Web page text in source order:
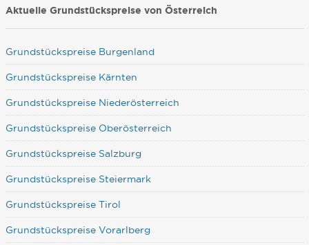
Aktuelle Grundstückspreise von Österreich
Grundstückspreise Burgenland
Grundstückspreise Kärnten
Grundstückspreise Niederösterreich
Grundstückspreise Oberösterreich
Grundstückspreise Salzburg
Grundstückspreise Steiermark
Grundstückspreise Tirol
Grundstückspreise Vorarlberg